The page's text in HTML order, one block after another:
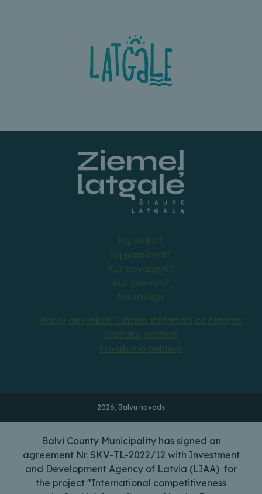
Ką veikti?
Ką pamatyti?
Kur pavalgyti?
Kur nakvoti?
Naudinga
Balvų apylinkės Turizmo informacijos centras
Slapukų politika
Privatumo politika
2026, Balvu novads
Balvi County Municipality has signed an
agreement Nr. SKV-TL-2022/12 with Investment
and Development Agency of Latvia (LIAA) for
the project "International competitiveness